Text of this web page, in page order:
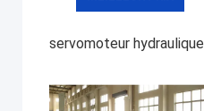
capteurs
servomoteur hydraulique